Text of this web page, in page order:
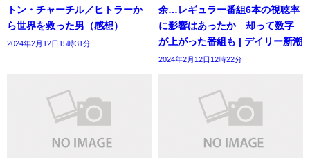
トン・チャーチル／ヒトラーか
ら世界を救った男（感想）
2024年2月12日15時31分
余…レギュラー番組6本の視聴率
に影響はあったか 却って数字
が上がった番組も | デイリー新潮
2024年2月12日12時22分